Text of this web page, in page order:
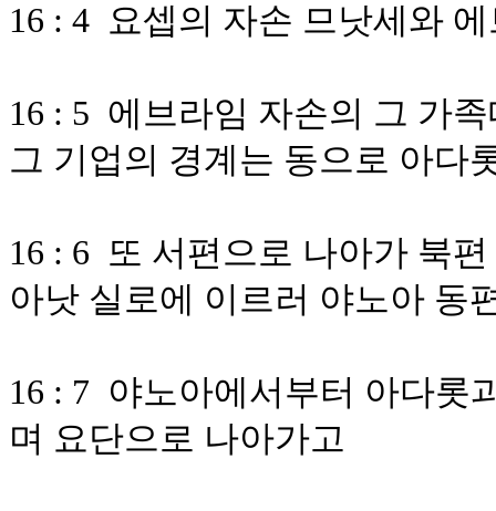
16 : 4 요셉의 자손 므낫세와
16 : 5 에브라임 자손의 그 가
그 기업의 경계는 동으로 아다
16 : 6 또 서편으로 나아가 북
아낫 실로에 이르러 야노아 동
16 : 7 야노아에서부터 아다롯
며 요단으로 나아가고